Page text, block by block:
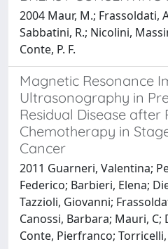
2004 Maur, M.; Frassoldati,
Sabbatini, R.; Nicolini,
Conte, P. F.
Magnetic Resonance
Ultrasonography in
Residual Disease
Chemotherapy in
Cancer
2011 Guarneri, Valentina;
Federico; Barbieri, Elena;
Tazzioli, Giovanni;
Canossi, Barbara; Mauri, C;
Conte, Pierfranco;